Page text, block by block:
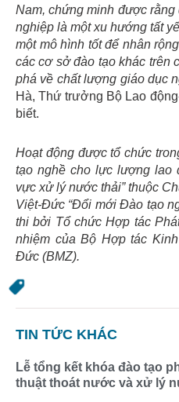
Nam, chứng minh được
nghiệp là một xu hướng tất
một mô hình tốt để nhân
các cơ sở đào tạo khác trên
phá về chất lượng giáo dục
Hà, Thứ trưởng Bộ Lao
biết.
Hoạt động được tổ chức
tạo nghề cho lực lượng lao
vực xử lý nước thải”thuộc
Việt-Đức “Đổi mới Đào tạo
thi bởi Tổ chức Hợp tác
nhiệm của Bộ Hợp tác
Đức (BMZ).
TIN TỨC KHÁC
Lễ tổng kết khóa đào tạo
thuật thoát nước và xử lý